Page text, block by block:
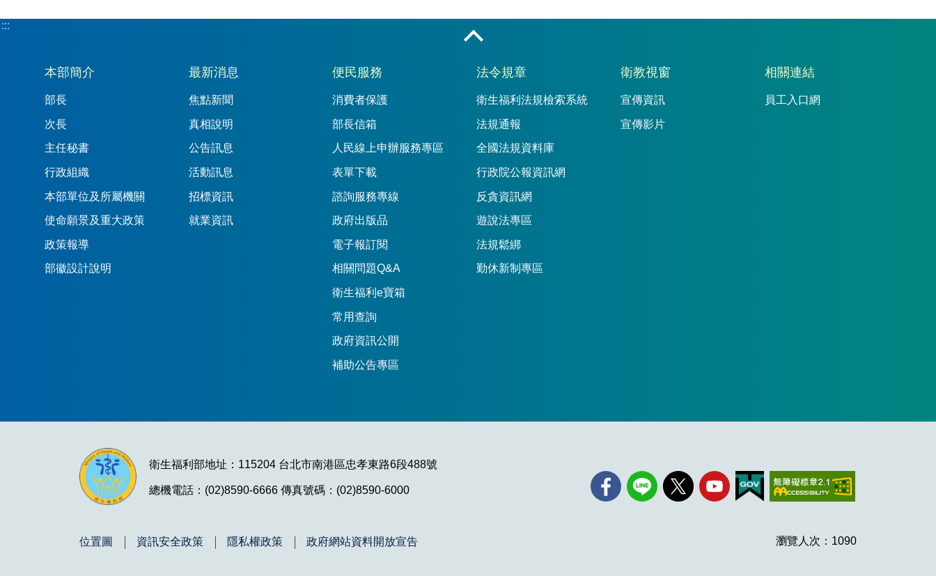
:::
:::
本部簡介
部長
次長
主任秘書
行政組織
本部單位及所屬機關
使命願景及重大政策
政策報導
部徽設計說明
最新消息
焦點新聞
真相說明
公告訊息
活動訊息
招標資訊
就業資訊
便民服務
消費者保護
部長信箱
人民線上申辦服務專區
表單下載
諮詢服務專線
政府出版品
電子報訂閱
相關問題Q&A
衛生福利e寶箱
常用查詢
政府資訊公開
補助公告專區
法令規章
衛生福利法規檢索系統
法規通報
全國法規資料庫
行政院公報資訊網
反貪資訊網
遊說法專區
法規鬆綁
勤休新制專區
衛教視窗
宣傳資訊
宣傳影片
相關連結
員工入口網
衛生福利部地址：115204 台北市南港區忠孝東路6段488號
總機電話：(02)8590-6666 傳真號碼：(02)8590-6000
位置圖 資訊安全政策 隱私權政策 政府網站資料開放宣告 瀏覽人次：1090